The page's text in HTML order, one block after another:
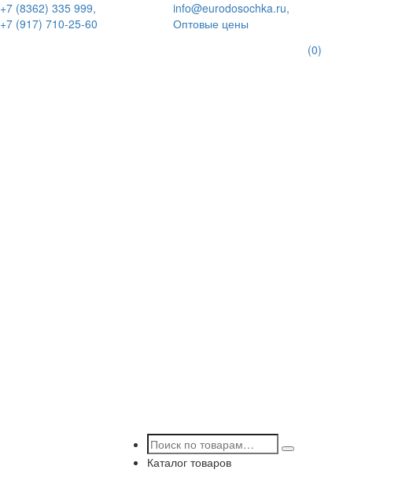
+7 (8362) 335 999,
+7 (917) 710-25-60
info@eurodosochka.ru,
Оптовые цены
(0)
Каталог товаров